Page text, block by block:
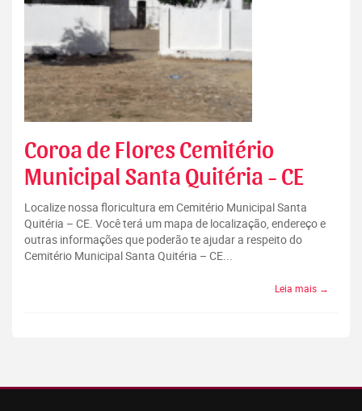
Coroa de Flores Cemitério
Municipal Santa Quitéria - CE
Localize nossa floricultura em Cemitério Municipal Santa
Quitéria – CE. Você terá um mapa de localização, endereço e
outras informações que poderão te ajudar a respeito do
Cemitério Municipal Santa Quitéria – CE...
Leia mais →